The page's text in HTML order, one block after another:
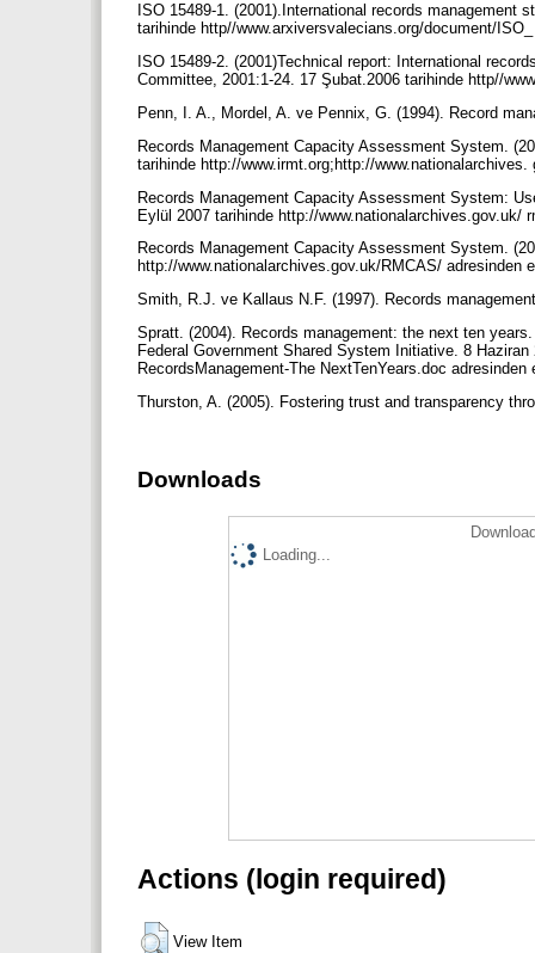
ISO 15489-1. (2001).International records management
tarihinde http//www.arxiversvalecians.org/document/
ISO 15489-2. (2001)Technical report: International
Committee, 2001:1-24. 17 Şubat.2006 tarihinde http//
Penn, I. A., Mordel, A. ve Pennix, G. (1994). Record
Records Management Capacity Assessment System.
tarihinde http://www.irmt.org;http://
Records Management Capacity Assessment System:
Eylül 2007 tarihinde http://
Records Management Capacity Assessment System.
http://www.nationalarchives.gov.uk/RMCAS/ adresinden
Smith, R.J. ve Kallaus N.F. (1997). Records
Spratt. (2004). Records management: the next ten
Federal Government Shared System Initiative. 8
RecordsManagement-The NextTenYears.doc
Thurston, A. (2005). Fostering trust and transparency
Downloads
Loading...
Actions (login required)
View Item